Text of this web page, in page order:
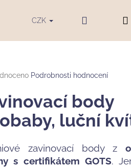
Blog Značky
CZK
Podrobnosti hodnocení
body
luční
zavinovací body z
s certifikátem GOTS.